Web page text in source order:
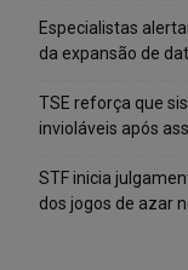
Especialistas
da expansão de
TSE reforça que
invioláveis após
STF inicia
dos jogos de azar